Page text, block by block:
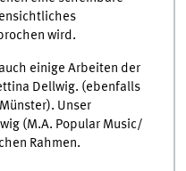
wird.
einige Arbeiten der
Dellwig. (ebenfalls
Unser
(M.A. Popular Music/
Rahmen.